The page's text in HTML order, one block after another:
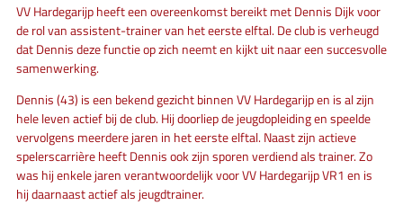
VV Hardegarijp heeft een overeenkomst bereikt met Dennis Dijk voor
de rol van assistent-trainer van het eerste elftal. De club is verheugd
dat Dennis deze functie op zich neemt en kijkt uit naar een succesvolle
samenwerking.
Dennis (43) is een bekend gezicht binnen VV Hardegarijp en is al zijn
hele leven actief bij de club. Hij doorliep de jeugdopleiding en speelde
vervolgens meerdere jaren in het eerste elftal. Naast zijn actieve
spelerscarrière heeft Dennis ook zijn sporen verdiend als trainer. Zo
was hij enkele jaren verantwoordelijk voor VV Hardegarijp VR1 en is
hij daarnaast actief als jeugdtrainer.